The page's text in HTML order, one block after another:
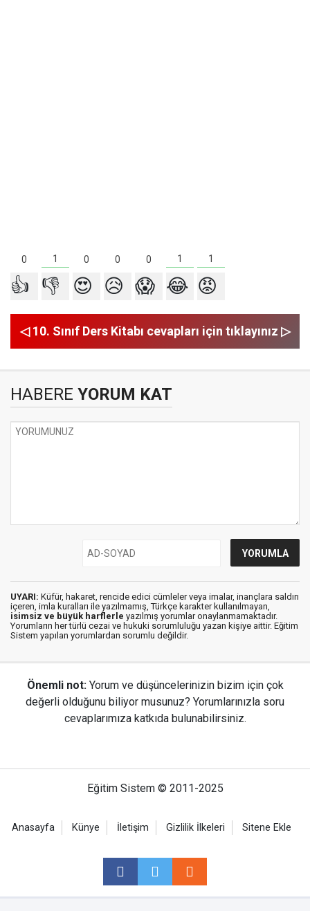
0 1 0 0 0 1 1
👍 👎 😍 😥 😱 😂 😡
◁ 10. Sınıf Ders Kitabı cevapları için tıklayınız ▷
HABERE YORUM KAT
UYARI: Küfür, hakaret, rencide edici cümleler veya imalar, inançlara saldırı
içeren, imla kuralları ile yazılmamış, Türkçe karakter kullanılmayan,
isimsiz ve büyük harflerle yazılmış yorumlar onaylanmamaktadır.
Yorumların her türlü cezai ve hukuki sorumluluğu yazan kişiye aittir. Eğitim
Sistem yapılan yorumlardan sorumlu değildir.
Önemli not: Yorum ve düşüncelerinizin bizim için çok
değerli olduğunu biliyor musunuz? Yorumlarınızla soru
cevaplarımıza katkıda bulunabilirsiniz.
Eğitim Sistem © 2011-2025
Anasayfa Künye İletişim Gizlilik İlkeleri Sitene Ekle